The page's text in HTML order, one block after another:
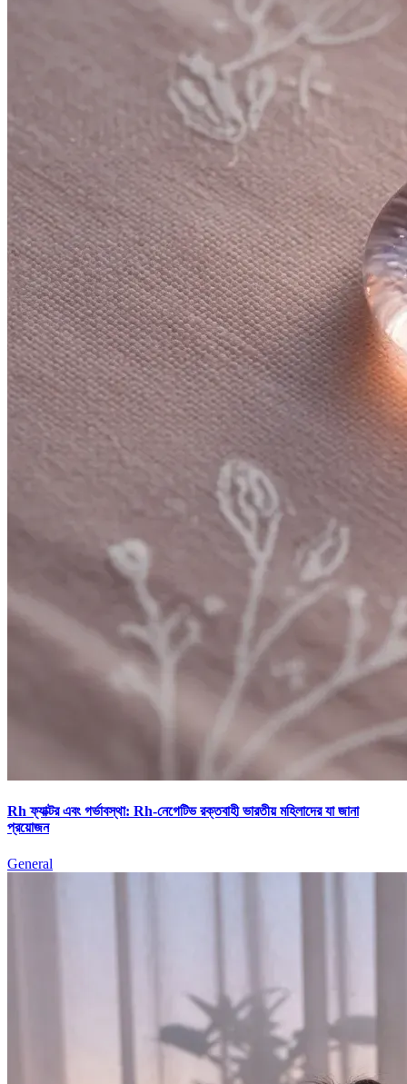
Rh ফ্যাক্টর এবং গর্ভাবস্থা: Rh-নেগেটিভ রক্তবাহী ভারতীয় মহিলাদের যা জানা
প্রয়োজন
General